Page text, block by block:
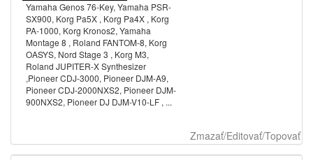
Yamaha Genos 76-Key, Yamaha PSR-
SX900, Korg Pa5X , Korg Pa4X , Korg
PA-1000, Korg Kronos2, Yamaha
Montage 8 , Roland FANTOM-8, Korg
OASYS, Nord Stage 3 , Korg M3,
Roland JUPITER-X Synthesizer
,Pioneer CDJ-3000, Pioneer DJM-A9,
Pioneer CDJ-2000NXS2, Pioneer DJM-
900NXS2, Pioneer DJ DJM-V10-LF , ...
Zmazať/Editovať/Topovať